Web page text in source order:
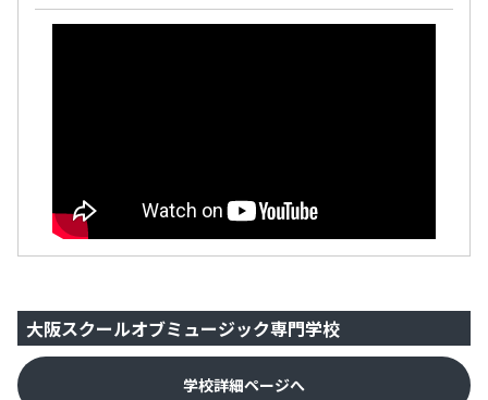
大阪スクールオブミュージック専門学校
学校詳細ページへ